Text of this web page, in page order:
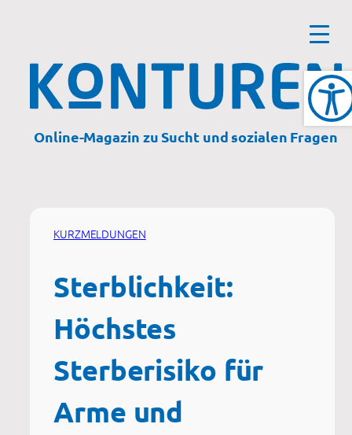
Online-Magazin zu Sucht und sozialen Fragen
KURZMELDUNGEN
Sterblichkeit:
Höchstes
Sterberisiko für
Arme und